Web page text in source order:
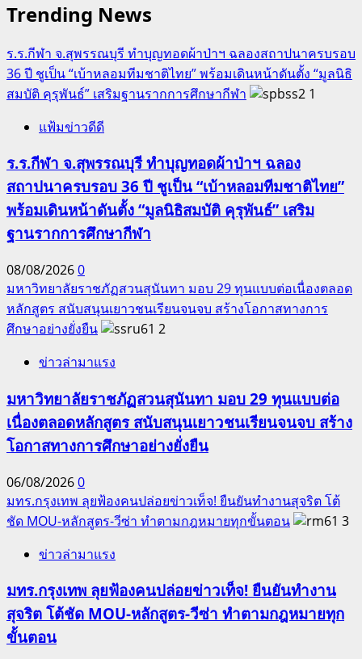
ซอฟท์
พา
ว
เวอร์
ใน
งาน
แห่ง
ชาติ
Trending News
ร.ร.กีฬา จ.สุพรรณบุรี ทำบุญทอดผ้าป่าฯ ฉลองสถาปนาครบรอบ
36 ปี ชูเป็น “เบ้าหลอมทีมชาติไทย” พร้อมเดินหน้าดันตั้ง “มูลนิธิ
สมบัติ คุรุพันธ์” เสริมฐานรากการศึกษากีฬา
1
แฟ้มข่าวดีดี
ร.ร.กีฬา จ.สุพรรณบุรี ทำบุญทอดผ้าป่าฯ ฉลอง
สถาปนาครบรอบ 36 ปี ชูเป็น “เบ้าหลอมทีมชาติไทย”
พร้อมเดินหน้าดันตั้ง “มูลนิธิสมบัติ คุรุพันธ์” เสริม
ฐานรากการศึกษากีฬา
08/08/20260
มหาวิทยาลัยราชภัฏสวนสุนันทา มอบ 29 ทุนแบบต่อเนื่องตลอด
หลักสูตร สนับสนุนเยาวชนเรียนจนจบ สร้างโอกาสทางการ
ศึกษาอย่างยั่งยืน
2
ข่าวล่ามาแรง
มหาวิทยาลัยราชภัฏสวนสุนันทา มอบ 29 ทุนแบบต่อ
เนื่องตลอดหลักสูตร สนับสนุนเยาวชนเรียนจนจบ สร้าง
โอกาสทางการศึกษาอย่างยั่งยืน
06/08/20260
มทร.กรุงเทพ ลุยฟ้องคนปล่อยข่าวเท็จ! ยืนยันทำงานสุจริต โต้
ชัด MOU-หลักสูตร-วีซ่า ทำตามกฎหมายทุกขั้นตอน
3
ข่าวล่ามาแรง
มทร.กรุงเทพ ลุยฟ้องคนปล่อยข่าวเท็จ! ยืนยันทำงาน
สุจริต โต้ชัด MOU-หลักสูตร-วีซ่า ทำตามกฎหมายทุก
ขั้นตอน